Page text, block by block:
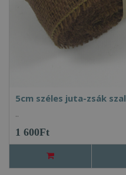
5cm széles juta-zsák
..
1 600Ft